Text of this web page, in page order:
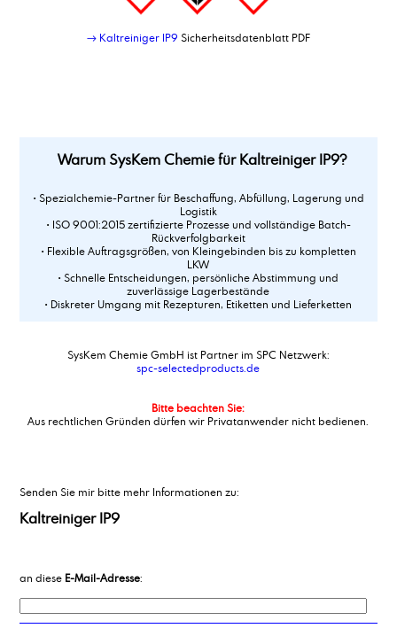
→ Kaltreiniger IP9 Sicherheitsdatenblatt PDF
Warum SysKem Chemie für Kaltreiniger IP9?
• Spezialchemie-Partner für Beschaffung, Abfüllung, Lagerung und
Logistik
• ISO 9001:2015 zertifizierte Prozesse und vollständige Batch-
Rückverfolgbarkeit
• Flexible Auftragsgrößen, von Kleingebinden bis zu kompletten
LKW
• Schnelle Entscheidungen, persönliche Abstimmung und
zuverlässige Lagerbestände
• Diskreter Umgang mit Rezepturen, Etiketten und Lieferketten
SysKem Chemie GmbH ist Partner im SPC Netzwerk:
spc-selectedproducts.de
Bitte beachten Sie:
Aus rechtlichen Gründen dürfen wir Privatanwender nicht bedienen.
Senden Sie mir bitte mehr Informationen zu:
Kaltreiniger IP9
an diese E-Mail-Adresse: